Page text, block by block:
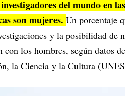
del mundo en
son mujeres. Un porcentaje
y la posibilidad de
con los hombres, según datos
la Ciencia y la Cultura